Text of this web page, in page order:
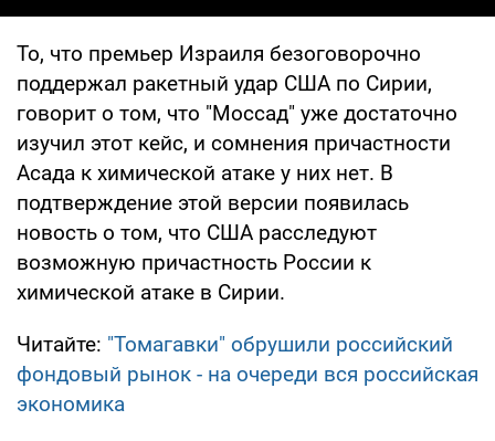
То, что премьер Израиля безоговорочно
поддержал ракетный удар США по Сирии,
говорит о том, что "Моссад" уже достаточно
изучил этот кейс, и сомнения причастности
Асада к химической атаке у них нет. В
подтверждение этой версии появилась
новость о том, что США расследуют
возможную причастность России к
химической атаке в Сирии.
Читайте: "Томагавки" обрушили российский
фондовый рынок - на очереди вся российская
экономика